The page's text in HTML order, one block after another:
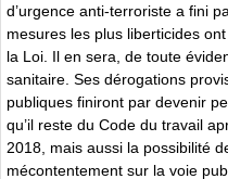
d’urgence anti-terroriste a fini
mesures les plus liberticides
la Loi. Il en sera, de toute
sanitaire. Ses dérogations
publiques finiront par devenir
qu’il reste du Code du travail
2018, mais aussi la possibilité
mécontentement sur la voie